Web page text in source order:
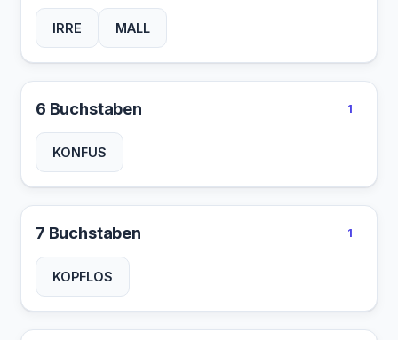
IRRE MALL
6 Buchstaben 1
KONFUS
7 Buchstaben 1
KOPFLOS